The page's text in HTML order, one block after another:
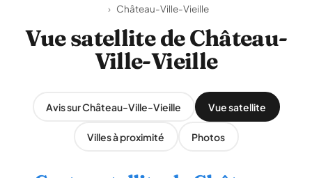
› Château-Ville-Vieille
Vue satellite de Château-
Ville-Vieille
Avis sur Château-Ville-Vieille Vue satellite
Villes à proximité Photos